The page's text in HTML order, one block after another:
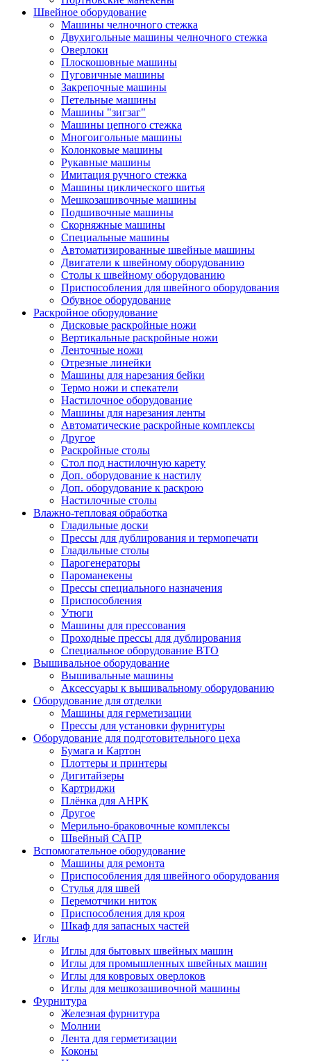
Швейное оборудование
Машины челночного стежка
Двухигольные машины челночного стежка
Оверлоки
Плоскошовные машины
Пуговичные машины
Закрепочные машины
Петельные машины
Машины "зигзаг"
Машины цепного стежка
Многоигольные машины
Колонковые машины
Рукавные машины
Имитация ручного стежка
Машины циклического шитья
Мешкозашивочные машины
Подшивочные машины
Скорняжные машины
Специальные машины
Автоматизированные швейные машины
Двигатели к швейному оборудованию
Столы к швейному оборудованию
Приспособления для швейного оборудования
Обувное оборудование
Раскройное оборудование
Дисковые раскройные ножи
Вертикальные раскройные ножи
Ленточные ножи
Отрезные линейки
Машины для нарезания бейки
Термо ножи и спекатели
Настилочное оборудование
Машины для нарезания ленты
Автоматические раскройные комплексы
Другое
Раскройные столы
Стол под настилочную карету
Доп. оборудование к настилу
Доп. оборудование к раскрою
Настилочные столы
Влажно-тепловая обработка
Гладильные доски
Прессы для дублирования и термопечати
Гладильные столы
Парогенераторы
Пароманекены
Прессы специального назначения
Приспособления
Утюги
Машины для прессования
Проходные прессы для дублирования
Специальное оборудование ВТО
Вышивальное оборудование
Вышивальные машины
Аксессуары к вышивальному оборудованию
Оборудование для отделки
Машины для герметизации
Прессы для установки фурнитуры
Оборудование для подготовительного цеха
Бумага и Картон
Плоттеры и принтеры
Дигитайзеры
Картриджи
Плёнка для АНРК
Другое
Мерильно-браковочные комплексы
Швейный САПР
Вспомогательное оборудование
Машины для ремонта
Приспособления для швейного оборудования
Стулья для швей
Перемотчики ниток
Приспособления для кроя
Шкаф для запасных частей
Иглы
Иглы для бытовых швейных машин
Иглы для промышленных швейных машин
Иглы для ковровых оверлоков
Иглы для мешкозашивочной машины
Фурнитура
Железная фурнитура
Молнии
Лента для герметизации
Коконы